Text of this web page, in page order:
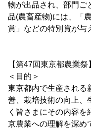
物が出品され、部門ご
品(農畜産物)には、「
賞」などの特別賞が与
【第47回東京都農業祭
＜目的＞
東京都内で生産される
善、栽培技術の向上、
く皆さまにその内容
京農業への理解を深め